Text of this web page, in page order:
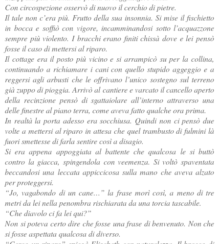
Con circospezione osservò di nuovo il cerchio di pietre.
Il tale non c’era più. Frutto della sua insonnia. Si mise il fischietto
in bocca e soffiò con vigore, incamminandosi sotto l’acquazzone
sempre più violento. I bracchi erano finiti chissà dove e lei pensò
fosse il caso di mettersi al riparo.
Il cottage era il posto più vicino e si arrampicò su per la collina,
continuando a richiamare i cani con quello stupido aggeggio e a
reggersi agli arbusti che le offrivano l’unico sostegno sul terreno
già zuppo di pioggia. Arrivò al cantiere e varcato il cancello aperto
della recinzione pensò di sgattaiolare all’interno attraverso una
delle finestre al piano terra, come aveva fatto qualche ora prima.
In realtà la porta adesso era socchiusa. Quindi non ci pensò due
volte a mettersi al riparo in attesa che quel trambusto di fulmini là
fuori smettesse di farla sentire così a disagio.
Si era appena appoggiata al battente che qualcosa le si buttò
contro la giacca, spingendola con veemenza. Si voltò spaventata
beccandosi una leccata appiccicosa sulla mano che aveva alzato
per proteggersi.
“Jo, vagabondo di un cane…” la frase morì così, a meno di tre
metri da lei nella penombra rischiarata da una torcia tascabile.
“Che diavolo ci fa lei qui?”
Non si poteva certo dire che fosse una frase di benvenuto. Non che
si fosse aspettata qualcosa di diverso.